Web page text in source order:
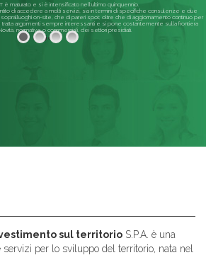
è maturato e si è intensificato nell'ultimo quinquennio.
di accedere a molti servizi, sia in termini di specifiche consulenze e due
sopralluoghi on-site, che di pareri spot; oltre che di aggiornamento continuo per
argomenti sempre interessanti e si pone costantemente sulla frontiera
normative o commerciali, dei settori presidiati.
Leggi di più
sul territorio S.P.A. è una
servizi per lo sviluppo del territorio, nata nel